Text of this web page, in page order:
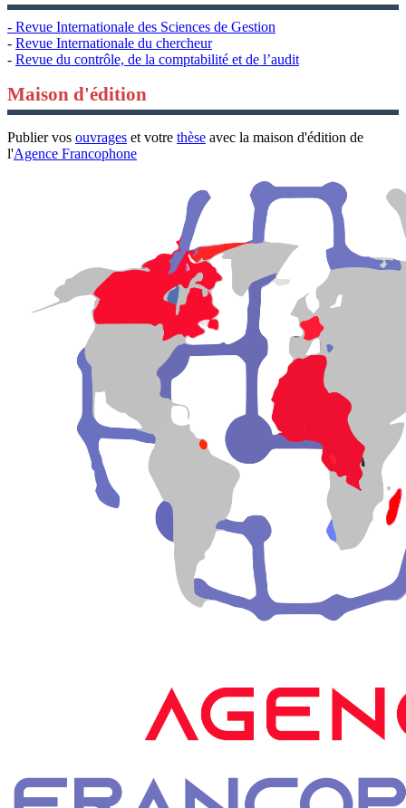
- Revue Internationale des Sciences de Gestion
- Revue Internationale du chercheur
- Revue du contrôle, de la comptabilité et de l’audit
Maison d'édition
Publier vos ouvrages et votre thèse avec la maison d'édition de
l'Agence Francophone